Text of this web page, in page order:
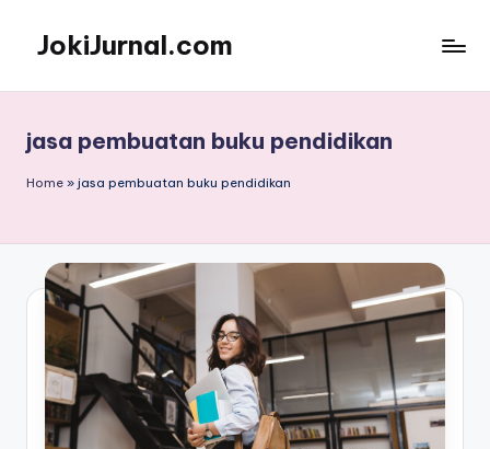
content
JokiJurnal.com
Publikasi
Jurnal
jasa pembuatan buku pendidikan
Home » jasa pembuatan buku pendidikan